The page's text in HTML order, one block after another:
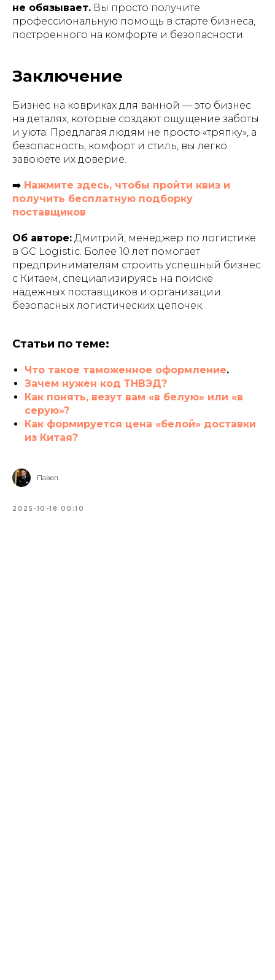
не обязывает. Вы просто получите
профессиональную помощь в старте бизнеса,
построенного на комфорте и безопасности.
Заключение
Бизнес на ковриках для ванной — это бизнес
на деталях, которые создают ощущение заботы
и уюта. Предлагая людям не просто «тряпку», а
безопасность, комфорт и стиль, вы легко
завоюете их доверие.
➡️ Нажмите здесь, чтобы пройти квиз и
получить бесплатную подборку
поставщиков
Об авторе: Дмитрий, менеджер по логистике
в GC Logistic. Более 10 лет помогает
предпринимателям строить успешный бизнес
с Китаем, специализируясь на поиске
надежных поставщиков и организации
безопасных логистических цепочек.
Статьи по теме:
Что такое таможенное оформление.
Зачем нужен код ТНВЭД?
Как понять, везут вам «в белую» или «в
серую»?
Как формируется цена «белой» доставки
из Китая?
Павел
2025-10-18 00:10